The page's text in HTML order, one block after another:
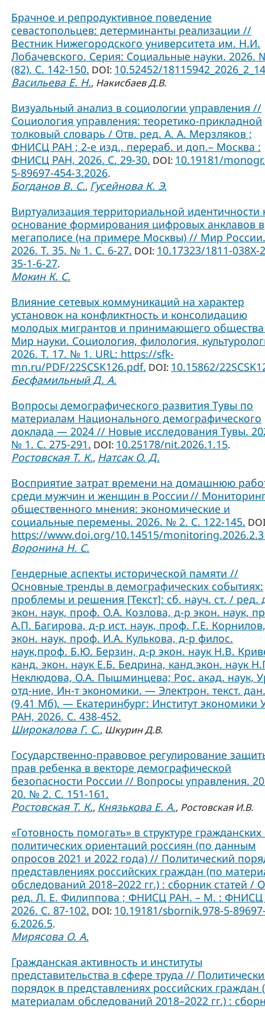
Брачное и репродуктивное поведение
севастопольцев: детерминанты реализации //
Вестник Нижегородского университета им. Н.И.
Лобачевского. Серия: Социальные науки. 2026.
(82). С. 142-150. DOI: 10.52452/
Васильева Е. Н., Накисбаев Д.В.
Визуальный анализ в социологии управления //
Социология управления: теоретико-прикладной
толковый словарь / Отв. ред. А. А. Мерзляков ;
ФНИСЦ РАН ; 2-е изд., перераб. и доп.– Москва :
ФНИСЦ РАН, 2026. С. 29-30. DOI: 10.19181/
5-89697-454-3.2026.
Богданов В. С., Гусейнова К. Э.
Виртуализация территориальной идентичности
основание формирования цифровых анклавов в
мегаполисе (на примере Москвы) // Мир России.
2026. Т. 35. № 1. С. 6-27. DOI: 10.17323/1811-038Х-
35-1-6-27.
Мокин К. С.
Влияние сетевых коммуникаций на характер
установок на конфликтность и консолидацию
молодых мигрантов и принимающего
Мир науки. Социология, филология,
2026. Т. 17. № 1. URL: https://sfk-
mn.ru/PDF/22SCSK126.pdf. DOI: 10.15862/
Бесфамильный Д. А.
Вопросы демографического развития Тувы по
материалам Национального демографического
доклада — 2024 // Новые исследования Тувы.
№ 1. С. 275-291. DOI: 10.25178/nit.2026.1.15.
Ростовская Т. К., Натсак О. Д.
Восприятие затрат времени на домашнюю
среди мужчин и женщин в России //
общественного мнения: экономические и
социальные перемены. 2026. № 2. С. 122-145.
https://www.doi.org/10.14515/
Воронина Н. С.
Гендерные аспекты исторической памяти //
Основные тренды в демографических событиях:
проблемы и решения [Текст]: сб. науч. ст. / ред.
экон. наук, проф. О.А. Козлова, д-р экон. наук,
А.П. Багирова, д-р ист. наук, проф. Г.Е.
экон. наук, проф. И.А. Кулькова, д-р филос.
наук,проф. Б.Ю. Берзин, д-р экон. наук Н.В.
канд. экон. наук Е.Б. Бедрина, канд.экон. наук
Неклюдова, О.А. Пышминцева; Рос. акад. наук,
отд-ние, Ин-т экономики. — Электрон. текст. дан.
(9,41 Мб). — Екатеринбург: Институт экономики
РАН, 2026. С. 438-452.
Широкалова Г. С., Шкурин Д.В.
Государственно-правовое регулирование
прав ребенка в векторе демографической
безопасности России // Вопросы управления.
20. № 2. С. 151-161.
Ростовская Т. К., Князькова Е. А., Ростовская И.В.
«Готовность помогать» в структуре гражданских
политических ориентаций россиян (по данным
опросов 2021 и 2022 года) // Политический
представлениях российских граждан (по
обследований 2018–2022 гг.) : сборник статей /
ред. Л. Е. Филиппова ; ФНИСЦ РАН. – М. : ФНИСЦ
2026. C. 87-102. DOI: 10.19181/sbornik.978-5-
6.2026.5.
Мирясова О. А.
Гражданская активность и институты
представительства в сфере труда //
порядок в представлениях российских граждан
материалам обследований 2018–2022 гг.) :